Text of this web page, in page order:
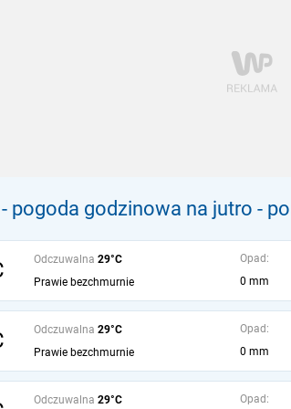
pogoda godzinowa na jutro -
Odczuwalna 29°C
Prawie bezchmurnie
Opad:
0 mm
Odczuwalna 29°C
Prawie bezchmurnie
Opad:
0 mm
Odczuwalna 29°C Opad: